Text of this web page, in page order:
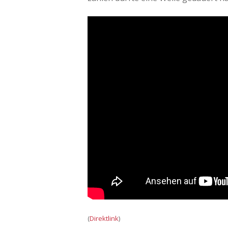
(Direktlink)